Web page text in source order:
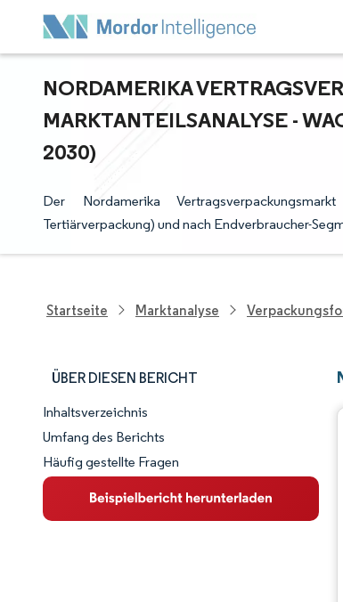
NORDAMERIKA
ARKTANTEILSANALYSE -
030)
Der Nordamerika
Tertiärverpackung) und nach Endverbraucher-
Startseite Marktanalyse
ÜBER DIESEN BERICHT
Marktschnappschuss
Marktübersicht
Wichtige Markttrends
Inhaltsverzeichnis
Umfang des Berichts
Häufig gestellte Fragen